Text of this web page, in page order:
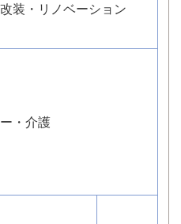
装・リノベーション
・介護